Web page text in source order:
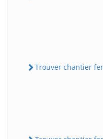
Trouver chantier